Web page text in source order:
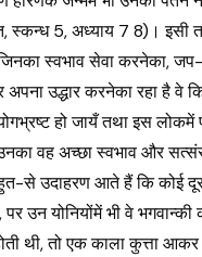
स्कन्ध 5, अध्याय 7 8)। इसी
स्वभाव सेवा करनेका,
अपना उद्धार करनेका रहा है वे
हो जायँ तथा इस लोकमें
वह अच्छा स्वभाव और
से उदाहरण आते हैं कि कोई
उन योनियोंमें भी वे
थी, तो एक काला कुत्ता